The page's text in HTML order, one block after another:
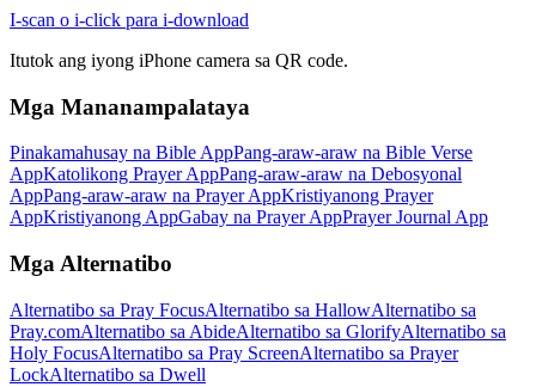
I-scan o i-click para i-download
Itutok ang iyong iPhone camera sa QR code.
Mga Mananampalataya
Pinakamahusay na Bible AppPang-araw-araw na Bible Verse
AppKatolikong Prayer AppPang-araw-araw na Debosyonal
AppPang-araw-araw na Prayer AppKristiyanong Prayer
AppKristiyanong AppGabay na Prayer AppPrayer Journal App
Mga Alternatibo
Alternatibo sa Pray FocusAlternatibo sa HallowAlternatibo sa
Pray.comAlternatibo sa AbideAlternatibo sa GlorifyAlternatibo sa
Holy FocusAlternatibo sa Pray ScreenAlternatibo sa Prayer
LockAlternatibo sa Dwell